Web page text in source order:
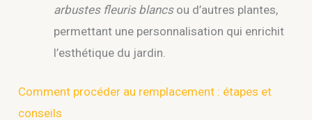
arbustes fleuris blancsou d’autres plantes,
permettant une personnalisation qui enrichit
l’esthétique du jardin.
Comment procéder au remplacement : étapes et
conseils